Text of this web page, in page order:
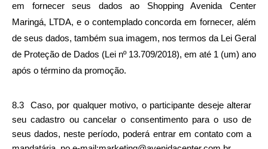
em fornecer seus dados ao Shopping Avenida Center
Maringá, LTDA, e o contemplado concorda em fornecer, além
de seus dados, também sua imagem, nos termos da Lei Geral
de Proteção de Dados (Lei nº 13.709/2018), em até 1 (um) ano
após o término da promoção.
8.3  Caso, por qualquer motivo, o participante deseje alterar
seu cadastro ou cancelar o consentimento para o uso de
seus dados, neste período, poderá entrar em contato com a